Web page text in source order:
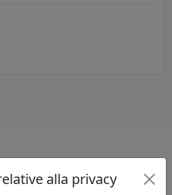
alla privacy